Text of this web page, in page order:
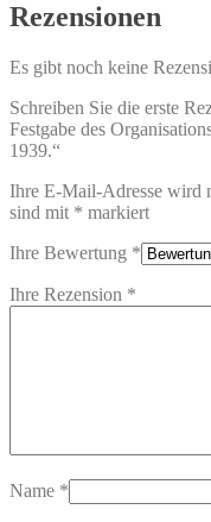
Rezensionen
Es gibt noch keine
Schreiben Sie die erste
Festgabe des
1939.“
Ihre E-Mail-Adresse wird
sind mit * markiert
Ihre Bewertung *
Ihre Rezension *
Name *